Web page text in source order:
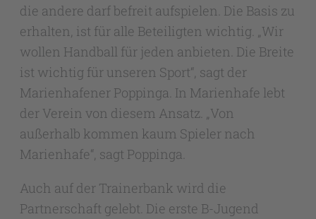
die andere darf befreit aufspielen. Die Basis zu
erhalten, ist für alle Beteiligten wichtig. „Wir
wollen Handball für jeden anbieten. Die Breite
ist wichtig für unseren Sport“, sagt der
Marienhafener Poppinga. In Marienhafe lebt
der Verein von diesem Ansatz. „Von
außerhalb kommen kaum Spieler nach
Marienhafe“, sagt Poppinga.
Auch auf der Trainerbank wird die
Partnerschaft gelebt. Die erste B-Jugend